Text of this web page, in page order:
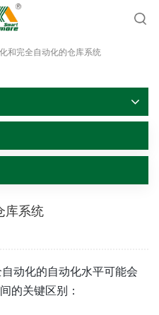
和完全自动化的仓库系统
库系统
动化的自动化水平可能会
的关键区别：